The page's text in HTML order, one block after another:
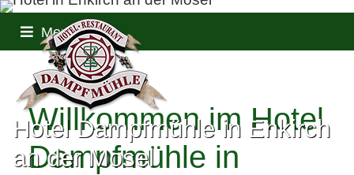
Hotel Dampfmühle in Enkirch
an der Mosel
Willkommen im Hotel
Dampfmühle in
Provisionsfrei für uns - bester
Preis für Sie
Einfach & sicher buchen
Verfügbarkeiten & Preise sofort
ersichtlich*Sofortige
Buchungsbestätigung